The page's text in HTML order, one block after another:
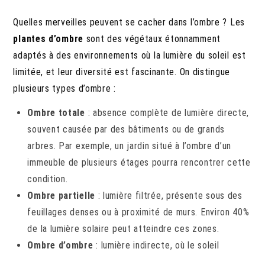
Quelles merveilles peuvent se cacher dans l’ombre ? Les
plantes d’ombre sont des végétaux étonnamment
adaptés à des environnements où la lumière du soleil est
limitée, et leur diversité est fascinante. On distingue
plusieurs types d’ombre :
Ombre totale : absence complète de lumière directe,
souvent causée par des bâtiments ou de grands
arbres. Par exemple, un jardin situé à l’ombre d’un
immeuble de plusieurs étages pourra rencontrer cette
condition.
Ombre partielle : lumière filtrée, présente sous des
feuillages denses ou à proximité de murs. Environ 40%
de la lumière solaire peut atteindre ces zones.
Ombre d’ombre : lumière indirecte, où le soleil